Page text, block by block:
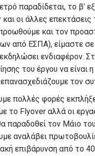
παραδίδεται, το β’
οι άλλες
και τον
από ΕΣΠΑ), είμαστε
ενδιαφέρον.
του έργου να είναι
τον
πολλές φορές
το Flyover αλλά οι
παραδοθεί τον Μάιο
αναλάβει
επιβάρυνση από το